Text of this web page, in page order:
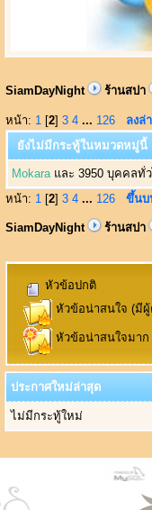
SiamDayNight ร้านสปา
หน้า: 1 [2] 3 4 ... 126
ลงล่
ยังไม่มีกระทู้ในหมวดหมู่นี้
Mokara และ 3950 บุคคลทั่
หน้า: 1 [2] 3 4 ... 126 ขึ้นบ
SiamDayNight ร้านสปา
หัวข้อปกติ
หัวข้อน่าสนใจ (มีผู้
หัวข้อน่าสนใจมาก
ประกาศใหม่ล่าสุด
ไม่มีกระทู้ใหม่